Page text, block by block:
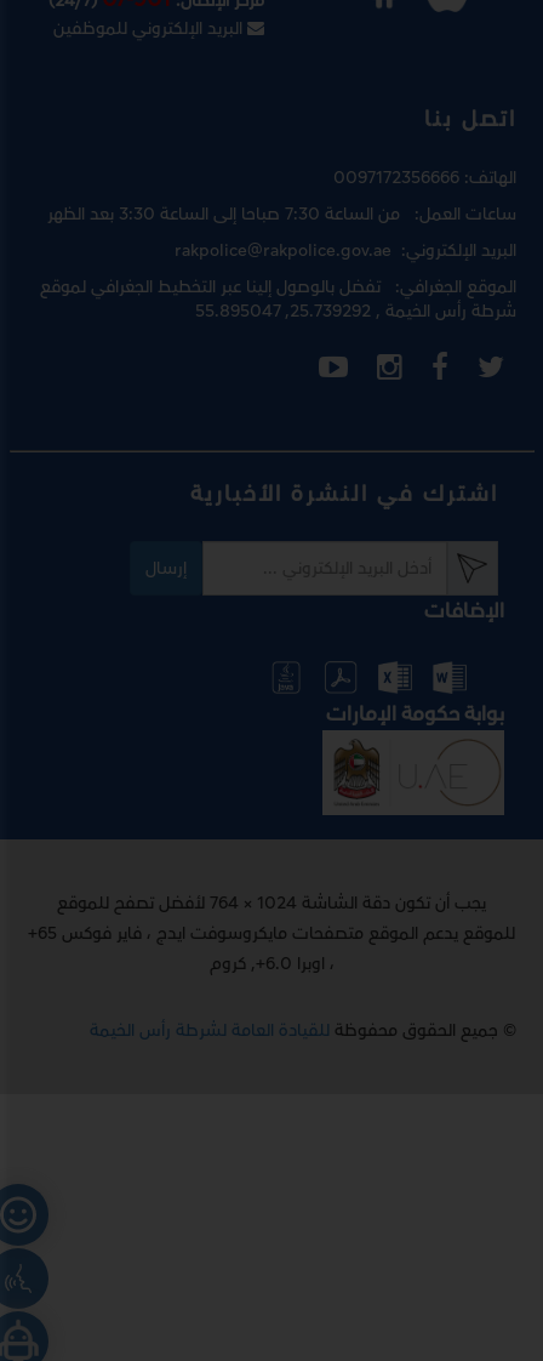
البريد الإلكتروني للموظفين
اتصل بنا
الهاتف:0097172356666
ساعات العمل: من الساعة 7:30 صباحا إلى الساعة 3:30 بعد الظهر
البريد الإلكتروني:rakpolice@rakpolice.gov.ae
الموقع الجغرافي: تفضل بالوصول إلينا عبرالتخطيط الجغرافي لموقع
شرطة رأس الخيمة, 25.739292, 55.895047
اشترك في النشرة الأخبارية
إرسال
الإضافات
بوابة حكومة الإمارات
يجب أن تكون دقة الشاشة 1024 × 764 لأفضل تصفح للموقع
للموقع يدعم الموقع متصفحات مايكروسوفت ايدج ، فاير فوكس 65+
، اوبرا 6.0+, كروم
© جميع الحقوق محفوظةللقيادة العامة لشرطة رأس الخيمة